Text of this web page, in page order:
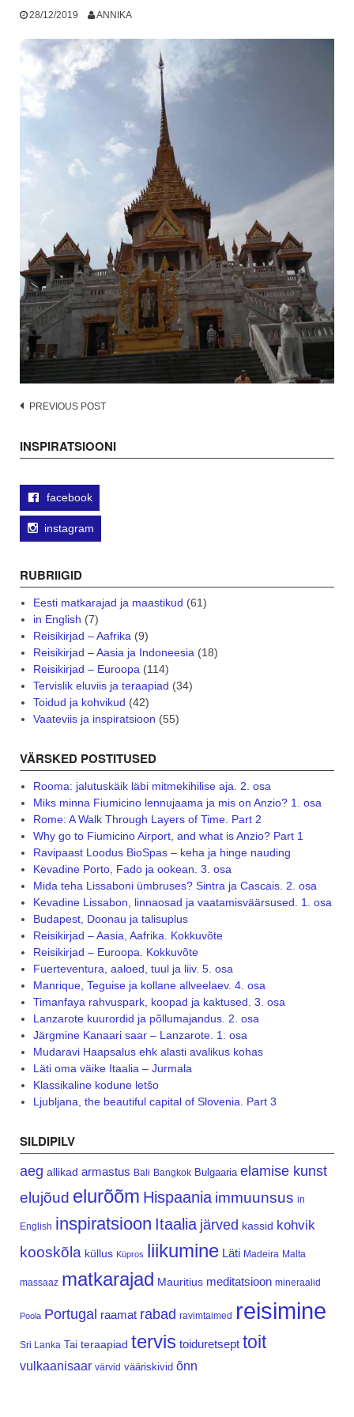
28/12/2019 ANNIKA
Post
PREVIOUS POST
INSPIRATSIOONI
facebook
instagram
RUBRIIGID
Eesti matkarajad ja maastikud (61)
in English (7)
Reisikirjad – Aafrika (9)
Reisikirjad – Aasia ja Indoneesia (18)
Reisikirjad – Euroopa (114)
Tervislik eluviis ja teraapiad (34)
Toidud ja kohvikud (42)
Vaateviis ja inspiratsioon (55)
VÄRSKED POSTITUSED
Rooma: jalutuskäik läbi mitmekihilise aja. 2. osa
Miks minna Fiumicino lennujaama ja mis on Anzio? 1. osa
Rome: A Walk Through Layers of Time. Part 2
Why go to Fiumicino Airport, and what is Anzio? Part 1
Ravipaast Loodus BioSpas – keha ja hinge nauding
Kevadine Porto, Fado ja ookean. 3. osa
Mida teha Lissaboni ümbruses? Sintra ja Cascais. 2. osa
Kevadine Lissabon, linnaosad ja vaatamisväärsused. 1. osa
Budapest, Doonau ja talisuplus
Reisikirjad – Aasia, Aafrika. Kokkuvõte
Reisikirjad – Euroopa. Kokkuvõte
Fuerteventura, aaloed, tuul ja liiv. 5. osa
Manrique, Teguise ja kollane allveelaev. 4. osa
Timanfaya rahvuspark, koopad ja kaktused. 3. osa
Lanzarote kuurordid ja põllumajandus. 2. osa
Järgmine Kanaari saar – Lanzarote. 1. osa
Mudaravi Haapsalus ehk alasti avalikus kohas
Läti oma väike Itaalia – Jurmala
Klassikaline kodune letšo
Ljubljana, the beautiful capital of Slovenia. Part 3
SILDIPILV
aeg allikad armastus Bali Bangkok Bulgaaria elamise kunst
elujõud elurõõm Hispaania immuunsus in
English inspiratsioon Itaalia järved kassid kohvik
kooskõla küllus Küpros liikumine Läti Madeira Malta
massaaz matkarajad Mauritius meditatsioon mineraalid
Poola Portugal raamat rabad ravimtaimed reisimine
Sri Lanka Tai teraapiad tervis toiduretsept toit
vulkaanisaar värvid vääriskivid õnn